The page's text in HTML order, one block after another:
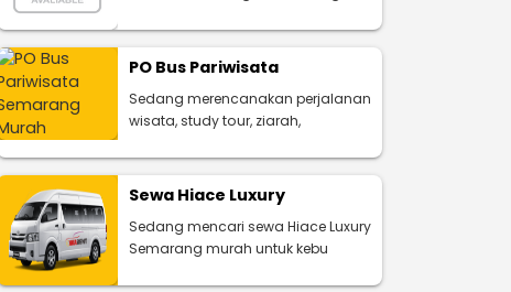
PO Bus Pariwisata
Sedang merencanakan perjalanan
wisata, study tour, ziarah,
Sewa Hiace Luxury
Sedang mencari sewa Hiace Luxury
Semarang murah untuk kebu